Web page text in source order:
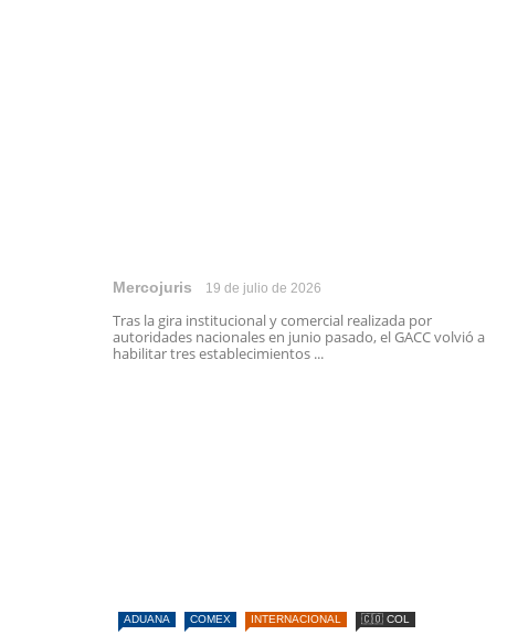
Mercojuris 19 de julio de 2026
Tras la gira institucional y comercial realizada por
autoridades nacionales en junio pasado, el GACC volvió a
habilitar tres establecimientos ...
ADUANA COMEX INTERNACIONAL 🇨🇴 COL